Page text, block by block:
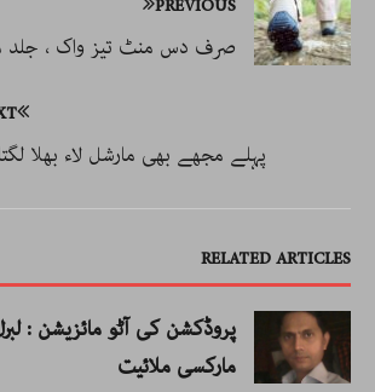
PREVIOUS
صرف دس منٹ تیز واک ،
پہلے مجھے بھی مارشل لاء بھلا
RELATED ARTICLES
پروڈکشن کی آٹو مائزیشن :
مارکسی ملائیت